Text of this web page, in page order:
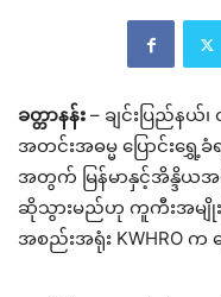
ခတ္တာနန်း – ချင်းပြည်နယ်
အတင်းအဓမ္မ ပြောင်းရွှ
အတွက် မြန်မာနှင့်အိန္ဒိယအစို
ဆိုသွားမည်ဟု ကူကီးအမျိုး
အစည်းအရုံး KWHRO